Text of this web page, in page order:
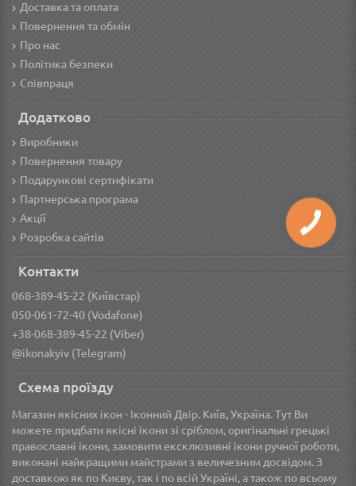
Доставка та оплата
Повернення та обмін
Про нас
Політика безпеки
Співпраця
Додатково
Виробники
Повернення товару
Подарункові сертифікати
Партнерська програма
Акції
Розробка сайтів
Контакти
068-389-45-22 (Київстар)
050-061-72-40 (Vodafone)
+38-068-389-45-22 (Viber)
@ikonakyiv (Telegram)
Схема проїзду
Магазин якісних ікон - Іконний Двір. Київ, Україна. Тут Ви
можете придбати якісні ікони зі сріблом, оригінальні грецькі
православні ікони, замовити ексклюзивні ікони ручної роботи,
виконані найкращими майстрами з величезним досвідом. З
доставкою як по Києву, так і по всій Україні, а також по всьому